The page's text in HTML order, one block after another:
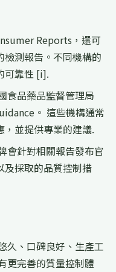
Reports，還可
檢測報告。不同機構的
可靠性 [i].
食品藥品監督管理局
。 這些機構通常
，並提供專業的建議.
會針對相關報告發布官
及採取的品質控制措
久、口碑良好、生產工
更完善的質量控制體